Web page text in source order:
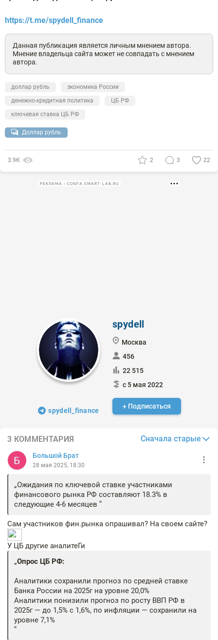
https://t.me/spydell_finance
Данная публикация является личным мнением автора.
Мнение владельца сайта может не совпадать с мнением
автора.
доллар рубль
экономика России
денежно-кредитная политика
ЦБ РФ
ключевая ставка ЦБ РФ
Доллар рубль
3.9К 2 3 22
РЕКЛАМА • CONFA.SMART-LAB.RU
spydell_finance
spydell
Москва
456
22 515
с 5 мая 2022
+ Подписаться
3 КОММЕНТАРИЯ Сначала старые
Большой Брат
28 мая 2025, 18:30
Ожидания по ключевой ставке участниками
финансового рынка РФ составляют 18.3% в
следующие 4-6 месяцев
Cам участников фин.рынка опрашивал? На своем сайте?
У ЦБ другие аналитеГи
Опрос ЦБ РФ:
Аналитики сохранили прогноз по средней ставке
Банка России на 2025г на уровне 20,0%
Аналитики понизили прогноз по росту ВВП РФ в
2025г — до 1,5% с 1,6%, по инфляции — сохранили на
уровне 7,1%